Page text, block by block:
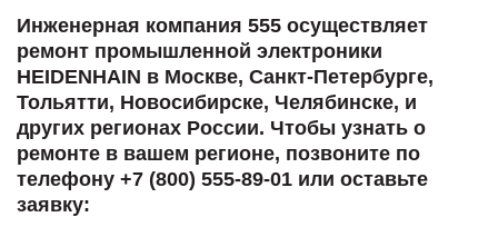
Инженерная компания 555 осуществляет
ремонт промышленной электроники
HEIDENHAIN в Москве, Санкт-Петербурге,
Тольятти, Новосибирске, Челябинске, и
других регионах России. Чтобы узнать о
ремонте в вашем регионе, позвоните по
телефону +7 (800) 555-89-01 или оставьте
заявку: